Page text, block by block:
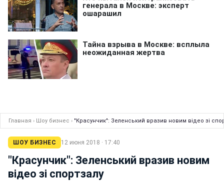
Главная › Шоу бизнес › "Красунчик": Зеленський вразив новим відео зі
ШОУ БИЗНЕС 12 июня 2018 · 17:40
"Красунчик": Зеленський вразив новим
відео зі спортзалу